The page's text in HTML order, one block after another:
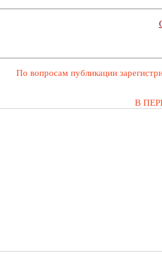
По вопросам публикации
В